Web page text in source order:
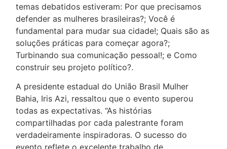
temas debatidos estiveram: Por que precisamos
defender as mulheres brasileiras?; Você é
fundamental para mudar sua cidade!; Quais são as
soluções práticas para começar agora?;
Turbinando sua comunicação pessoal!; e Como
construir seu projeto político?.
A presidente estadual do União Brasil Mulher
Bahia, Iris Azi, ressaltou que o evento superou
todas as expectativas. “As histórias
compartilhadas por cada palestrante foram
verdadeiramente inspiradoras. O sucesso do